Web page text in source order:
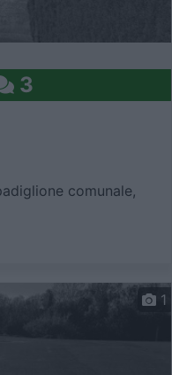
3
comunale,
1